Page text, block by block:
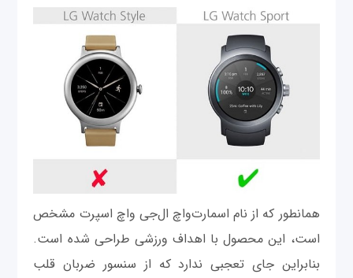
همانطور که از نام اسمارت‌واچ ال‌جی واچ اسپرت مشخص
است، این محصول با اهداف ورزشی طراحی شده است.
بنابراین جای تعجبی ندارد که از سنسور ضربان قلب